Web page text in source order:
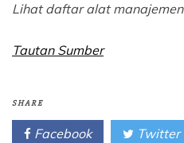
Lihat daftar alat
Tautan Sumber
SHARE
Facebook Twitter